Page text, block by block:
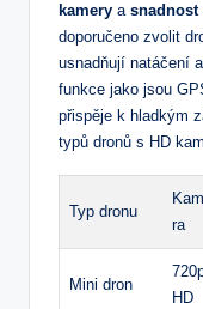
kamery a snadnost
doporučeno zvolit
usnadňují natáčení
funkce jako jsou
přispěje k hladkým
typů dronů s HD
Typ dronu
ra
Mini dron
HD